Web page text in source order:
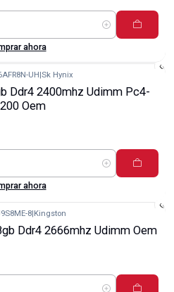
ahora
UH|Sk Hynix
Ddr4 2400mhz Udimm Pc4-
Oem
ahora
8|Kingston
Ddr4 2666mhz Udimm Oem